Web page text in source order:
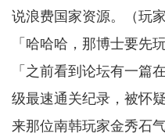
说浪费国家资源。（玩
「哈哈哈，那博士要先
「之前看到论坛有一篇
级最速通关纪录，被怀
来那位南韩玩家金秀石